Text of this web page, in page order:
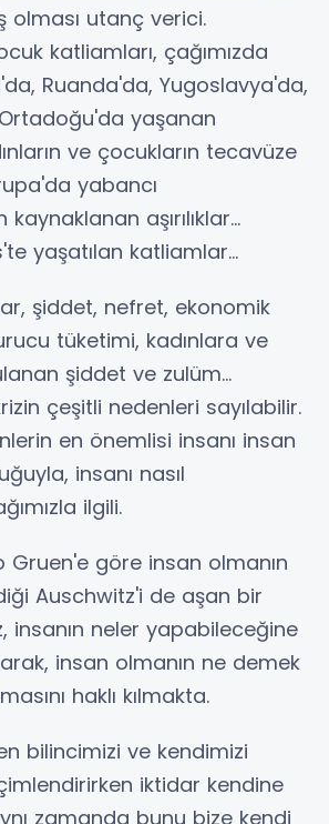
olması utanç verici.
katliamları, çağımızda
Ruanda'da, Yugoslavya'da,
yaşanan
ve çocukların tecavüze
yabancı
kaynaklanan aşırılıklar...
yaşatılan katliamlar...
şiddet, nefret, ekonomik
tüketimi, kadınlara ve
şiddet ve zulüm...
çeşitli nedenleri sayılabilir.
en önemlisi insanı insan
insanı nasıl
ilgili.
Gruen'e göre insan olmanın
Auschwitz'i de aşan bir
insanın neler yapabileceğine
insan olmanın ne demek
haklı kılmakta.
bilincimizi ve kendimizi
iktidar kendine
zamanda bunu bize kendi